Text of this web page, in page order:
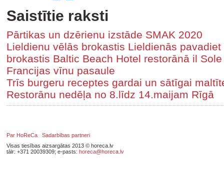
Saistītie raksti
Pārtikas un dzērienu izstāde SMAK 2020
Lieldienu vēlās brokastis Lieldienās
brokastis Baltic Beach Hotel restorānā il
Francijas vīnu pasaule
Trīs burgeru receptes gardai un sātīgai
Restorānu nedēļa no 8.līdz 14.maijam Rīgā
Par HoReCa
Sadarbības partneri
Visas tiesības aizsargātas 2013 © horeca.lv
tālr: +371 20039309; e-pasts: horeca@horeca.lv